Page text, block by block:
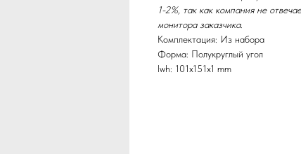
1-2%, так как компания не
монитора заказчика.
Комплектация: Из набора
Форма: Полукруглый угол
lwh: 101x151x1 mm